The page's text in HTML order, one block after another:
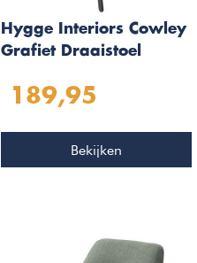
Hygge Interiors Cowley
Grafiet Draaistoel
189,95
Bekijken